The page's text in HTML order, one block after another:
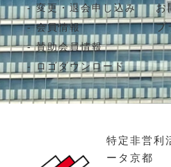
変更・退会申し込み
会員情報
賛助会員情報
ロゴダウンロード
お
プ
特定非営利
ータ京都